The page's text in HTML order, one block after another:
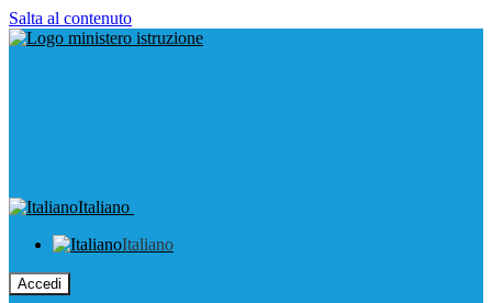
Salta al contenuto
Italiano
Italiano
Accedi